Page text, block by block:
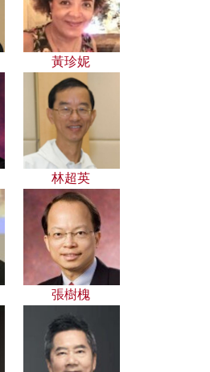
黃珍妮
林超英
張樹槐